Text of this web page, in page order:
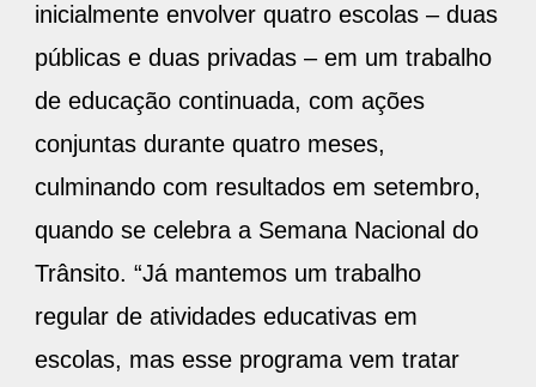
inicialmente envolver quatro escolas – duas
públicas e duas privadas – em um trabalho
de educação continuada, com ações
conjuntas durante quatro meses,
culminando com resultados em setembro,
quando se celebra a Semana Nacional do
Trânsito. “Já mantemos um trabalho
regular de atividades educativas em
escolas, mas esse programa vem tratar